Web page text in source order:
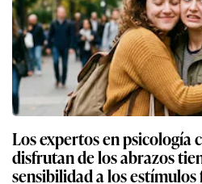
Los expertos en psicología
disfrutan de los abrazos
sensibilidad a los estímulos